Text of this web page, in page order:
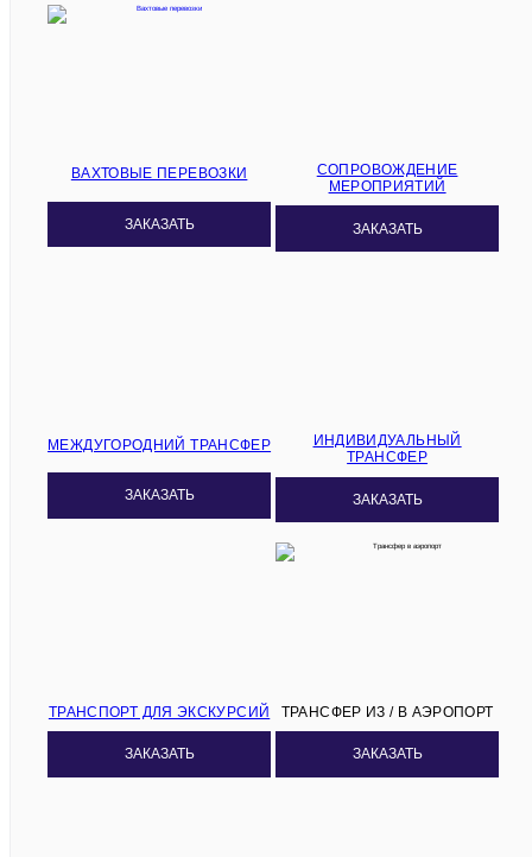
ВАХТОВЫЕ ПЕРЕВОЗКИ
ЗАКАЗАТЬ
СОПРОВОЖДЕНИЕ
МЕРОПРИЯТИЙ
ЗАКАЗАТЬ
МЕЖДУГОРОДНИЙ ТРАНСФЕР
ЗАКАЗАТЬ
ИНДИВИДУАЛЬНЫЙ
ТРАНСФЕР
ЗАКАЗАТЬ
ТРАНСПОРТ ДЛЯ ЭКСКУРСИЙ
ЗАКАЗАТЬ
ТРАНСФЕР ИЗ / В АЭРОПОРТ
ЗАКАЗАТЬ